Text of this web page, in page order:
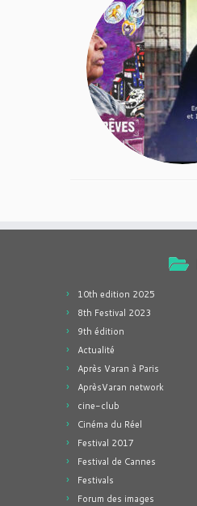
10th edition 2025
8th Festival 2023
9th édition
Actualité
Après Varan à Paris
AprèsVaran network
cine-club
Cinéma du Réel
Festival 2017
Festival de Cannes
Festivals
Forum des images